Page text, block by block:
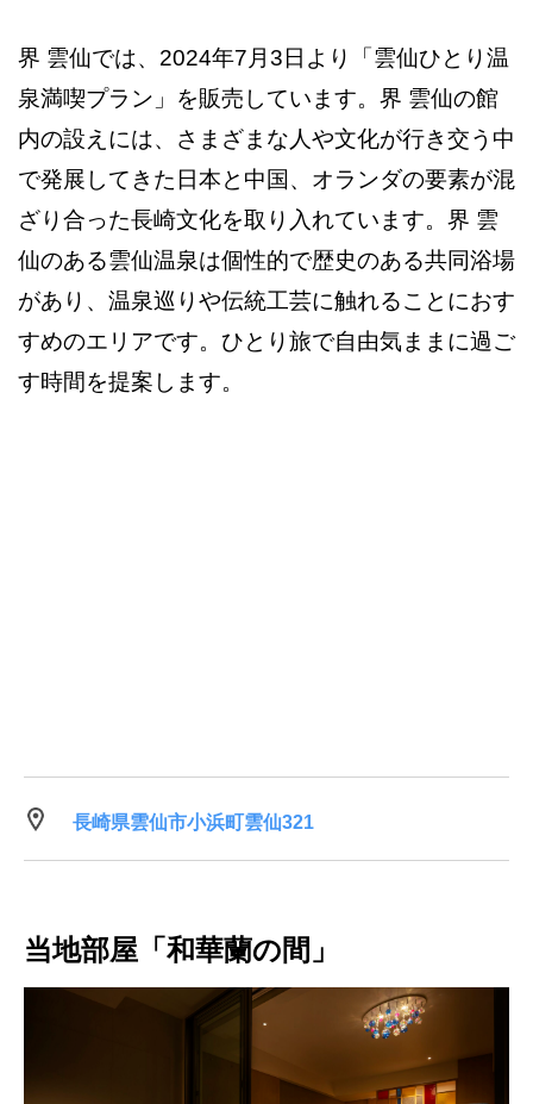
界 雲仙では、2024年7月3日より「雲仙ひとり温
泉満喫プラン」を販売しています。界 雲仙の館
内の設えには、さまざまな人や文化が行き交う中
で発展してきた日本と中国、オランダの要素が混
ざり合った長崎文化を取り入れています。界 雲
仙のある雲仙温泉は個性的で歴史のある共同浴場
があり、温泉巡りや伝統工芸に触れることにおす
すめのエリアです。ひとり旅で自由気ままに過ご
す時間を提案します。
長崎県雲仙市小浜町雲仙321
当地部屋「和華蘭の間」